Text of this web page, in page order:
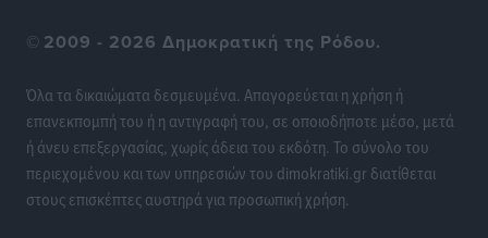
© 2009 - 2026 Δημοκρατική της Ρόδου.
Όλα τα δικαιώματα δεσμευμένα. Απαγορεύεται η χρήση ή
επανεκπομπή του ή η αντιγραφή του, σε οποιοδήποτε μέσο, μετά
ή άνευ επεξεργασίας, χωρίς άδεια του εκδότη. Το σύνολο του
περιεχομένου και των υπηρεσιών του dimokratiki.gr διατίθεται
στους επισκέπτες αυστηρά για προσωπική χρήση.